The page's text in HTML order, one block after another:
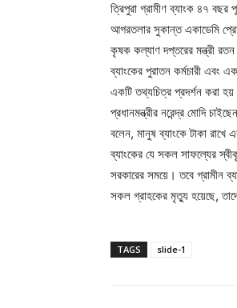
ত্রিপুরা গ্রামীণ ব্যাংক ৪৭ বছর
আগরতলার সুকান্ত একাডেমি
কৃষক কল্যাণ দপ্তরের মন্ত্রী রতন
ব্যাংকের পুরাতন কর্মচারী এবং
একটি তথ্যচিত্র প্রদর্শন করা
প্রধানমন্ত্রীর নরেন্দ্র মোদি
বলেন, মানুষ ব্যাংকে টাকা
ব্যাংকের যে সকল সাফল্যের
সরকারের সময়ে। তবে গ্রামীন
সকল গ্রাহকের মৃত্যু হয়েছে,
TAGS slide-1